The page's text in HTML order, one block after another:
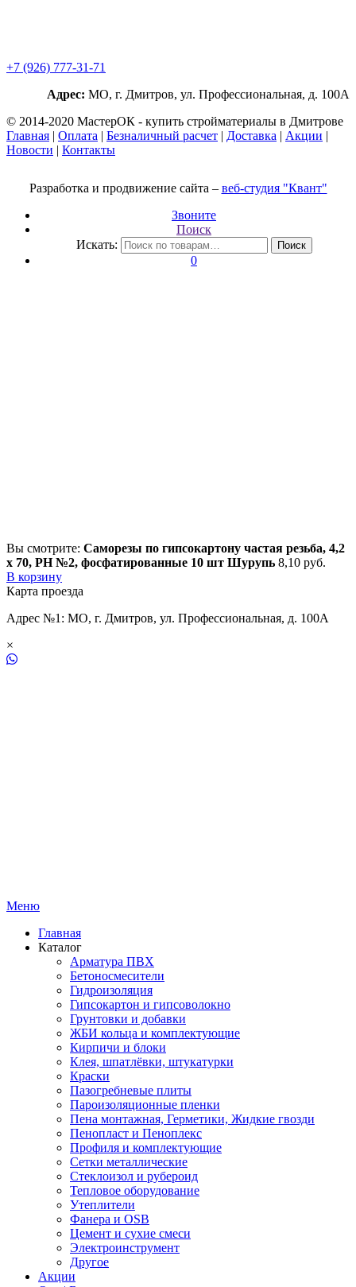
+7 (926) 777-31-71
Адрес: МО, г. Дмитров, ул. Профессиональная, д. 100А
© 2014-2020 МастерОК - купить стройматериалы в Дмитрове
Главная | Оплата | Безналичный расчет | Доставка | Акции |
Новости | Контакты
Разработка и продвижение сайта – веб-студия "Квант"
Звоните
Поиск
Искать:
Поиск
0
Вы смотрите: Саморезы по гипсокартону частая резьба, 4,2
х 70, PH №2, фосфатированные 10 шт Шурупь 8,10 руб.
В корзину
Карта проезда
Адрес №1: МО, г. Дмитров, ул. Профессиональная, д. 100А
×
Меню
Главная
Каталог
Арматура ПВХ
Бетоносмесители
Гидроизоляция
Гипсокартон и гипсоволокно
Грунтовки и добавки
ЖБИ кольца и комплектующие
Кирпичи и блоки
Клея, шпатлёвки, штукатурки
Краски
Пазогребневые плиты
Пароизоляционные пленки
Пена монтажная, Герметики, Жидкие гвозди
Пенопласт и Пеноплекс
Профиля и комплектующие
Сетки металлические
Стеклоизол и рубероид
Тепловое оборудование
Утеплители
Фанера и OSB
Цемент и сухие смеси
Электроинструмент
Другое
Акции